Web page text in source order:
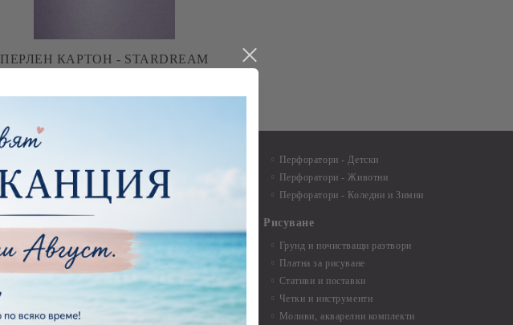
ПЕРЛЕН КАРТОН - STARDREAM
€0.63
1.23лв.
Заготовки и материали за
Заготовки за картички и
пликове
Заготовки за картички
Заготовки за папки, книги за
Перфоратори - Детски
Перфоратори - Животни
Перфоратори - Коледни и Зимни
Рисуване
Грунд и почистващи разтвори
Платна за рисуване
Стативи и поставки
Четки и инструменти
Моливи, акварелни комплекти